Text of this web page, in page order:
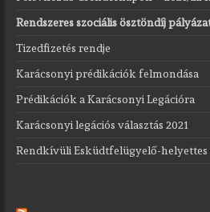
Rendszeres szociális ösztöndíj
Tizedfizetés rendje
Karácsonyi prédikációk felmondása
Prédikációk a Karácsonyi Legációra
Karácsonyi legációs választás 2021
Rendkívüli Esküdtfelügyelő-helyettes